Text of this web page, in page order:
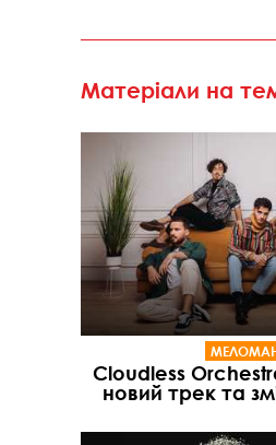
Матеріали на
Cloudless
новий трек та